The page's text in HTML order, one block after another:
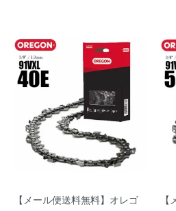
【メール便送料無料】オレゴ